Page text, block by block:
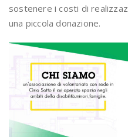
sostenere i costi di
una piccola donazione.